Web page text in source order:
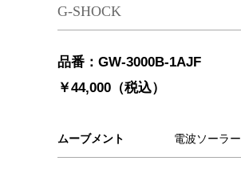
G-SHOCK
品番：GW-3000B-1AJF
￥44,000（税込）
ムーブメント 電波ソーラー